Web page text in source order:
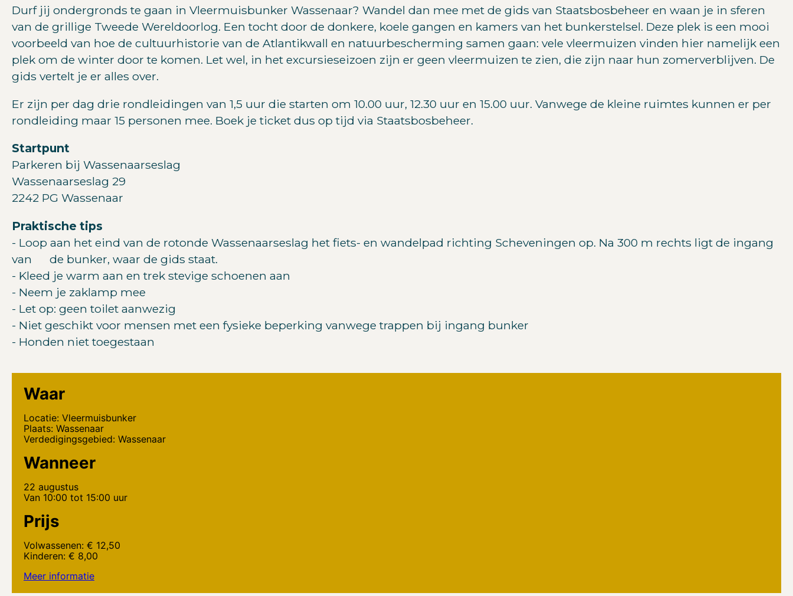
Durf jij ondergronds te gaan in Vleermuisbunker Wassenaar? Wandel dan mee met de gids van Staatsbosbeheer en waan je in sferen
van de grillige Tweede Wereldoorlog. Een tocht door de donkere, koele gangen en kamers van het bunkerstelsel. Deze plek is een mooi
voorbeeld van hoe de cultuurhistorie van de Atlantikwall en natuurbescherming samen gaan: vele vleermuizen vinden hier namelijk een
plek om de winter door te komen. Let wel, in het excursieseizoen zijn er geen vleermuizen te zien, die zijn naar hun zomerverblijven. De
gids vertelt je er alles over.
Er zijn per dag drie rondleidingen van 1,5 uur die starten om 10.00 uur, 12.30 uur en 15.00 uur. Vanwege de kleine ruimtes kunnen er per
rondleiding maar 15 personen mee. Boek je ticket dus op tijd via Staatsbosbeheer.
Startpunt
Parkeren bij Wassenaarseslag
Wassenaarseslag 29
2242 PG Wassenaar
Praktische tips
- Loop aan het eind van de rotonde Wassenaarseslag het fiets- en wandelpad richting Scheveningen op. Na 300 m rechts ligt de ingang
van de bunker, waar de gids staat.
- Kleed je warm aan en trek stevige schoenen aan
- Neem je zaklamp mee
- Let op: geen toilet aanwezig
- Niet geschikt voor mensen met een fysieke beperking vanwege trappen bij ingang bunker
- Honden niet toegestaan
Waar
Locatie: Vleermuisbunker
Plaats: Wassenaar
Verdedigingsgebied: Wassenaar
Wanneer
22 augustus
Van 10:00 tot 15:00 uur
Prijs
Volwassenen: € 12,50
Kinderen: € 8,00
Meer informatie